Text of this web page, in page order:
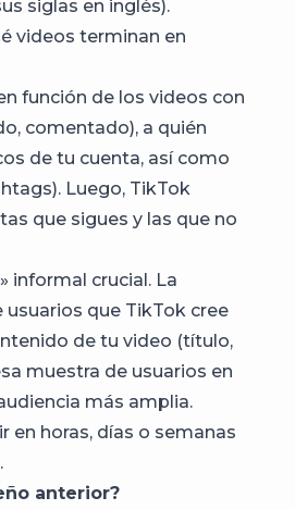
siglas en inglés).
videos terminan en
función de los videos con
comentado), a quién
de tu cuenta, así como
Luego, TikTok
que sigues y las que no
informal crucial. La
que TikTok cree
de tu video (título,
muestra de usuarios en
más amplia.
en horas, días o semanas
anterior?